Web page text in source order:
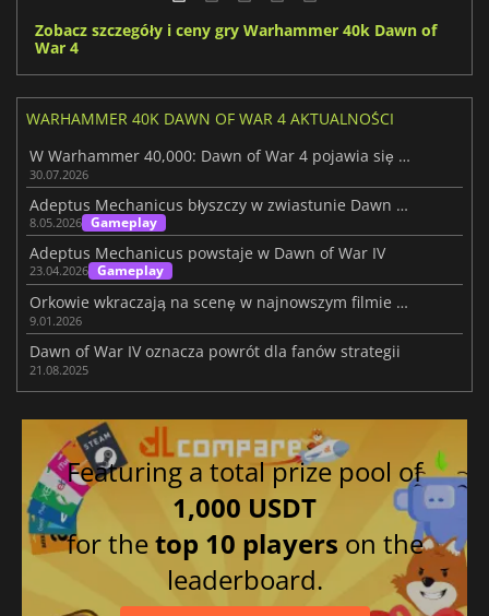
Zobacz szczegóły i ceny gry Warhammer 40k Dawn of
War 4
WARHAMMER 40K DAWN OF WAR 4 AKTUALNOŚCI
W Warhammer 40,000: Dawn of War 4 pojawia się frakcja Nekronów
30.07.2026
Adeptus Mechanicus błyszczy w zwiastunie Dawn of War 4
8.05.2026 Gameplay
Adeptus Mechanicus powstaje w Dawn of War IV
23.04.2026 Gameplay
Orkowie wkraczają na scenę w najnowszym filmie z Dawn of War IV
9.01.2026
Dawn of War IV oznacza powrót dla fanów strategii
21.08.2025
Featuring a total prize pool of
1,000 USDT
for thetop 10 players on the
leaderboard.